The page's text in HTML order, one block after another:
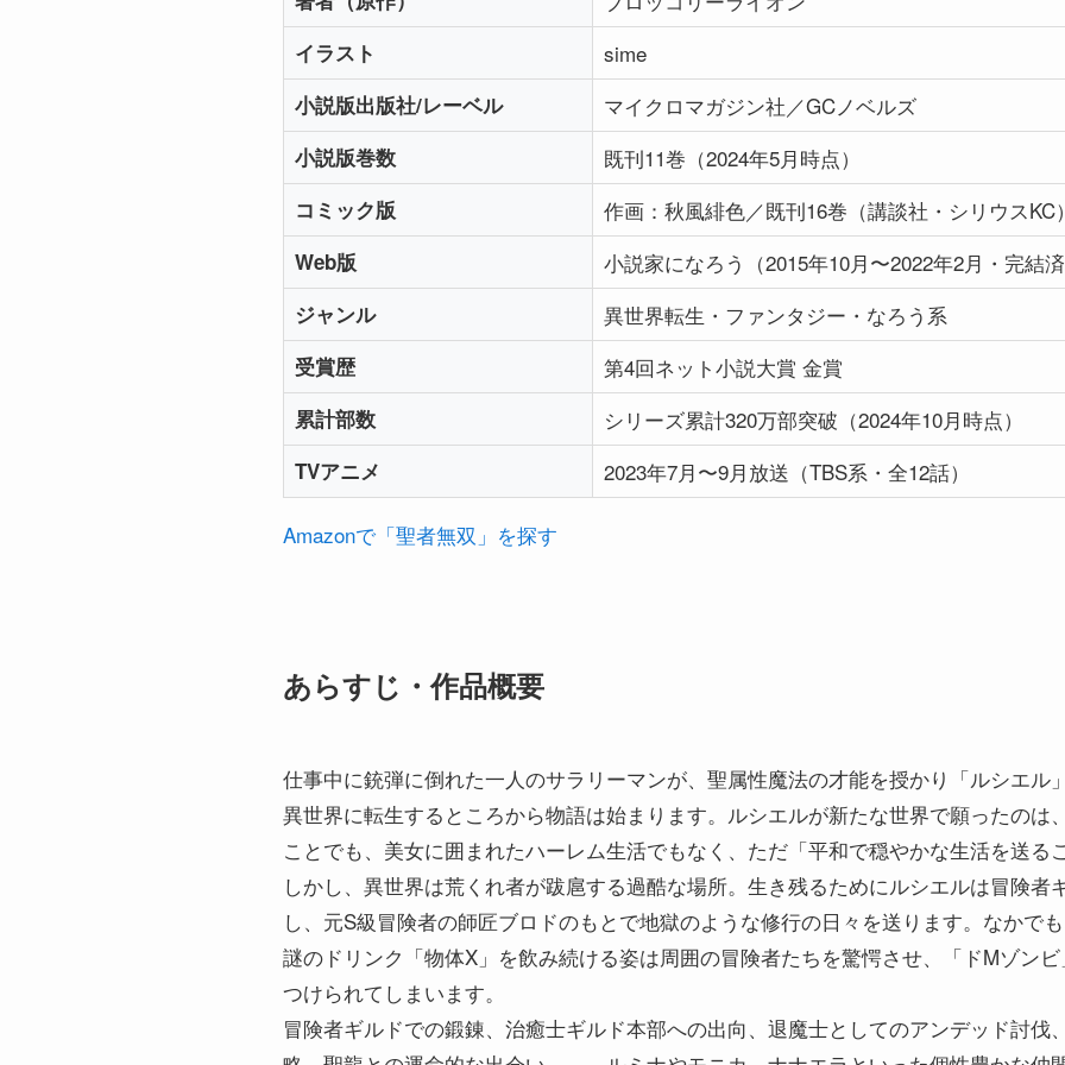
イラスト sime
小説版出版社/レーベル マイクロマガジン社／GCノベルズ
小説版巻数 既刊11巻（2024年5月時点）
コミック版 作画：秋風緋色／既刊16巻（講談社・シリウスKC）
Web版 小説家になろう（2015年10月〜2022年2月・完結済
ジャンル 異世界転生・ファンタジー・なろう系
受賞歴 第4回ネット小説大賞 金賞
累計部数 シリーズ累計320万部突破（2024年10月時点）
TVアニメ 2023年7月〜9月放送（TBS系・全12話）
Amazonで「聖者無双」を探す
あらすじ・作品概要
仕事中に銃弾に倒れた一人のサラリーマンが、聖属性魔法の才能を授かり「ルシエル
異世界に転生するところから物語は始まります。ルシエルが新たな世界で願ったのは
ことでも、美女に囲まれたハーレム生活でもなく、ただ「平和で穏やかな生活を送る
しかし、異世界は荒くれ者が跋扈する過酷な場所。生き残るためにルシエルは冒険者
し、元S級冒険者の師匠ブロドのもとで地獄のような修行の日々を送ります。なかで
謎のドリンク「物体X」を飲み続ける姿は周囲の冒険者たちを驚愕させ、「ドMゾン
つけられてしまいます。
冒険者ギルドでの鍛錬、治癒士ギルド本部への出向、退魔士としてのアンデッド討伐